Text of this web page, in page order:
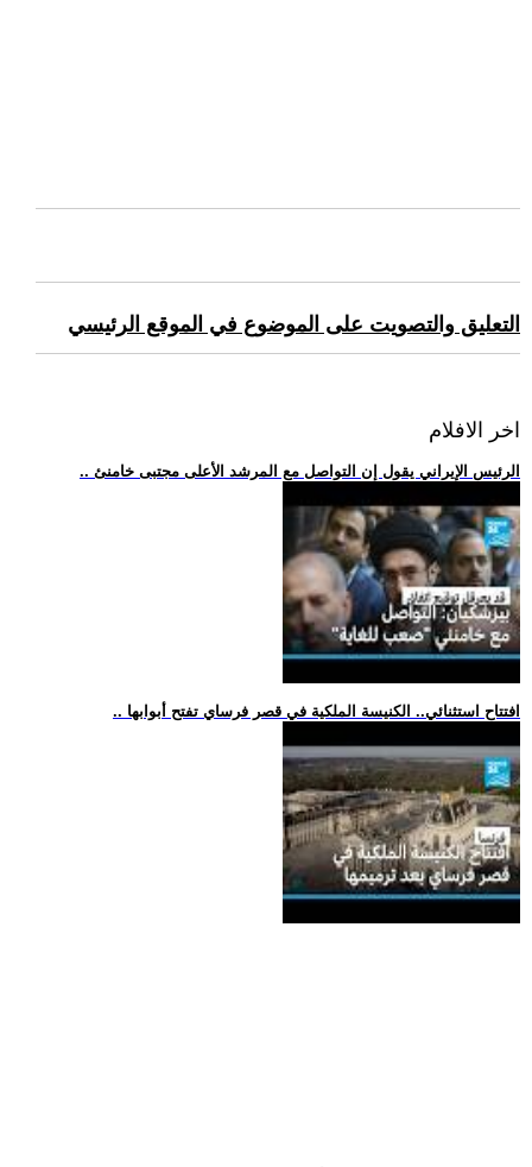
التعليق والتصويت على الموضوع في الموقع الرئيسي
اخر الافلام
.. الرئيس الإيراني يقول إن التواصل مع المرشد الأعلى مجتبى خامنئ
.. افتتاح استثنائي.. الكنيسة الملكية في قصر فرساي تفتح أبوابها